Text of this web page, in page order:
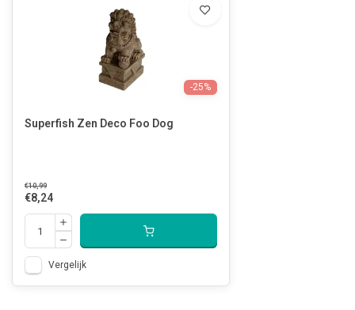
-25%
Superfish Zen Deco Foo Dog
€10,99
€8,24
Vergelijk